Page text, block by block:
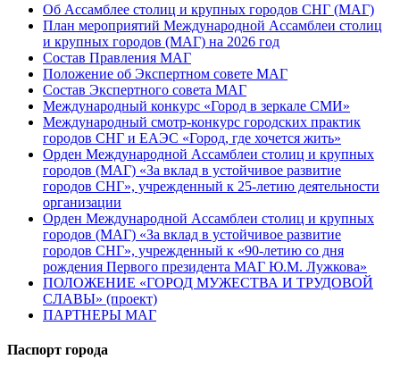
Об Ассамблее столиц и крупных городов СНГ (МАГ)
План мероприятий Международной Ассамблеи столиц
и крупных городов (МАГ) на 2026 год
Состав Правления МАГ
Положение об Экспертном совете МАГ
Состав Экспертного совета МАГ
Международный конкурс «Город в зеркале СМИ»
Международный смотр-конкурс городских практик
городов СНГ и ЕАЭС «Город, где хочется жить»
Орден Международной Ассамблеи столиц и крупных
городов (МАГ) «За вклад в устойчивое развитие
городов СНГ», учрежденный к 25-летию деятельности
организации
Орден Международной Ассамблеи столиц и крупных
городов (МАГ) «За вклад в устойчивое развитие
городов СНГ», учрежденный к «90-летию со дня
рождения Первого президента МАГ Ю.М. Лужкова»
ПОЛОЖЕНИЕ «ГОРОД МУЖЕСТВА И ТРУДОВОЙ
СЛАВЫ» (проект)
ПАРТНЕРЫ МАГ
Паспорт города